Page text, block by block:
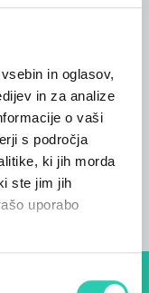
in oglasov,
in za analize
o vaši
s področja
ki jih morda
ste jim jih
uporabo